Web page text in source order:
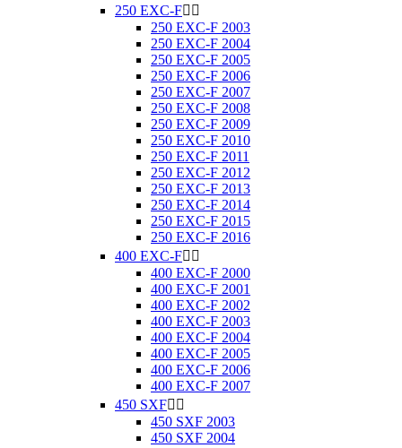
250 EXC-F 
250 EXC-F 2003
250 EXC-F 2004
250 EXC-F 2005
250 EXC-F 2006
250 EXC-F 2007
250 EXC-F 2008
250 EXC-F 2009
250 EXC-F 2010
250 EXC-F 2011
250 EXC-F 2012
250 EXC-F 2013
250 EXC-F 2014
250 EXC-F 2015
250 EXC-F 2016
400 EXC-F 
400 EXC-F 2000
400 EXC-F 2001
400 EXC-F 2002
400 EXC-F 2003
400 EXC-F 2004
400 EXC-F 2005
400 EXC-F 2006
400 EXC-F 2007
450 SXF 
450 SXF 2003
450 SXF 2004